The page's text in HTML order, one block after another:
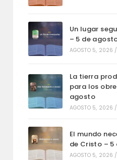
Un lugar
– 5 de
AGOSTO 5, 2026 /
La tierra
para los
agosto
AGOSTO 5, 2026 /
El mundo
de Cristo –
AGOSTO 5, 2026 /